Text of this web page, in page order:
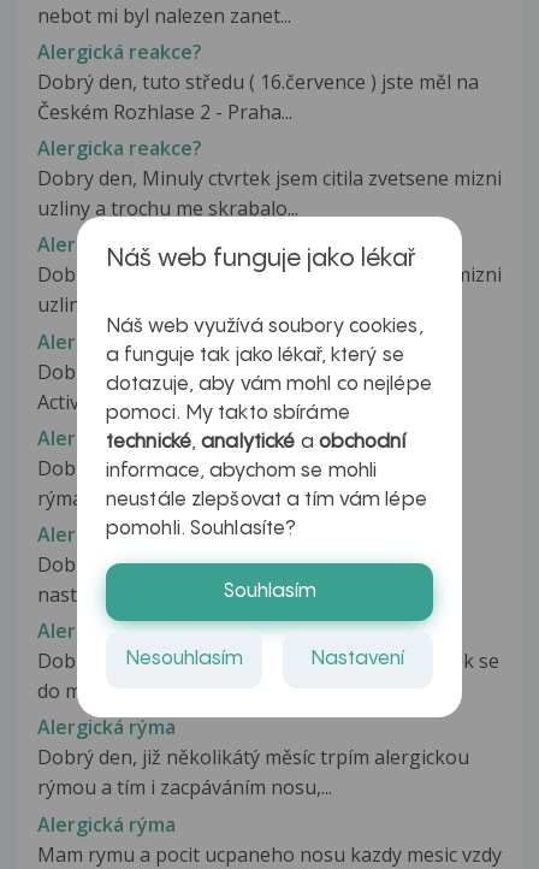
nebot mi byl nalezen zanet...
Alergická reakce?
Dobrý den, tuto středu ( 16.července ) jste měl na
Českém Rozhlase 2 - Praha...
Alergicka reakce?
Dobry den, Minuly ctvrtek jsem citila zvetsene mizni
uzliny a trochu me skrabalo...
Alergicka reakce?
Dobry den, Minuly ctvrtek jsem citila zvetsene mizni
uzliny a trochu me skrabalo...
Alergická reakce?
Dobrý den. Po použití přípravku Garnier Pure
Active s obsahem kyseliny Salicylové...
Alergická rýma
Dobrý den, již několik let mne sužuje alergická
rýma a veškeré léky, které jsou...
Alergická rýma
Dobrý den mám 3,5 letého syna v listopadu
nastoupil do školky a byl stále nemocný...
Alergická rýma
Dobrý den, Jsem těhotná ve 32. týdnu. Ve čtvrtek se
do mě dala silná rýma...
Alergická rýma
Dobrý den, již několikátý měsíc trpím alergickou
rýmou a tím i zacpáváním nosu,...
Alergická rýma
Mam rymu a pocit ucpaneho nosu kazdy mesic vzdy
Náš web funguje jako lékař
Náš web využívá soubory cookies,
a funguje tak jako lékař, který se
dotazuje, aby vám mohl co nejlépe
pomoci. My takto sbíráme
technické,analytické a obchodní
informace, abychom se mohli
neustále zlepšovat a tím vám lépe
pomohli. Souhlasíte?
Souhlasím
Nesouhlasím Nastavení